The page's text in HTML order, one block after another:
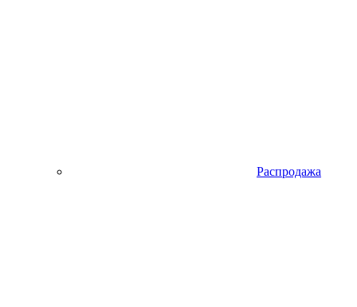
Распродажа